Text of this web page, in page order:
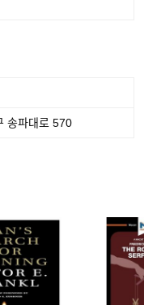
송파대로 570